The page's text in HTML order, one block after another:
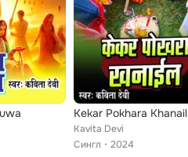
Kekar Pokhara Khanail
Kavita Devi
Сингл
2024